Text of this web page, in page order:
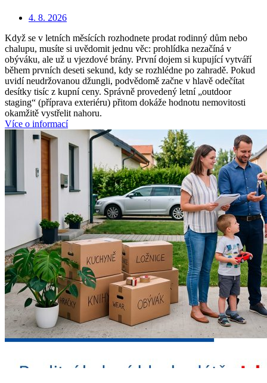
4. 8. 2026
Když se v letních měsících rozhodnete prodat rodinný dům nebo
chalupu, musíte si uvědomit jednu věc: prohlídka nezačíná v
obýváku, ale už u vjezdové brány. První dojem si kupující vytváří
během prvních deseti sekund, kdy se rozhlédne po zahradě. Pokud
uvidí neudržovanou džungli, podvědomě začne v hlavě odečítat
desítky tisíc z kupní ceny. Správně provedený letní „outdoor
staging“ (příprava exteriéru) přitom dokáže hodnotu nemovitosti
okamžitě vystřelit nahoru.
Více o informací